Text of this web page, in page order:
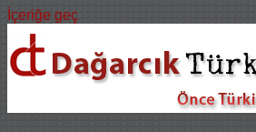
İçeriğe geç